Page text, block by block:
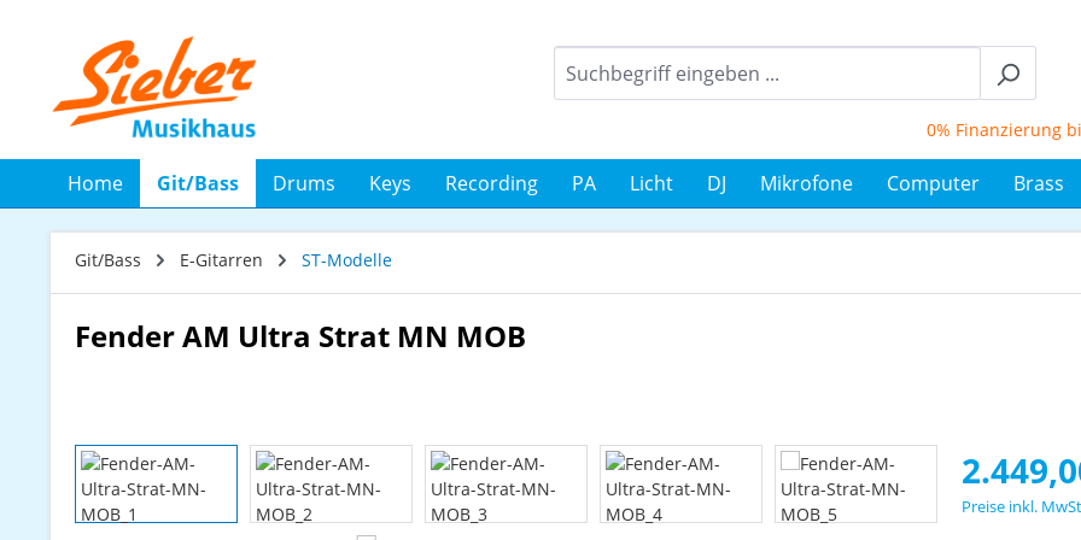
0% Finanzierung bis 12
Home Git/Bass Drums Keys Recording PA Licht DJ Mikrofone Computer Brass
Git/Bass E-Gitarren ST-Modelle
Fender AM Ultra Strat MN MOB
Bildergalerie überspringen Regulärer
Preise inkl.